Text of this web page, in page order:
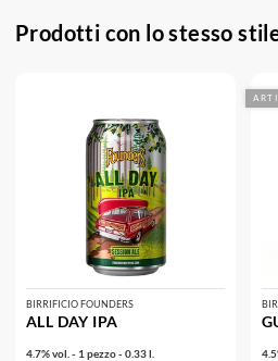
Prodotti con lo stesso
BIRRIFICIO FOUNDERS
ALL DAY IPA
4.7% vol. - 1 pezzo - 0.33 l.